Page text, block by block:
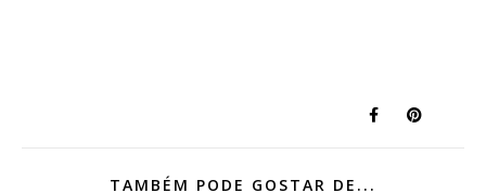
TAMBÉM PODE GOSTAR DE...